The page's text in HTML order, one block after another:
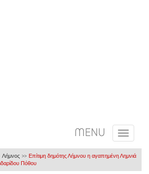
MENU
Λήμνος >> Επίτιμη δημότης Λήμνου η αγαπημένη Λημνιά
Πόθου